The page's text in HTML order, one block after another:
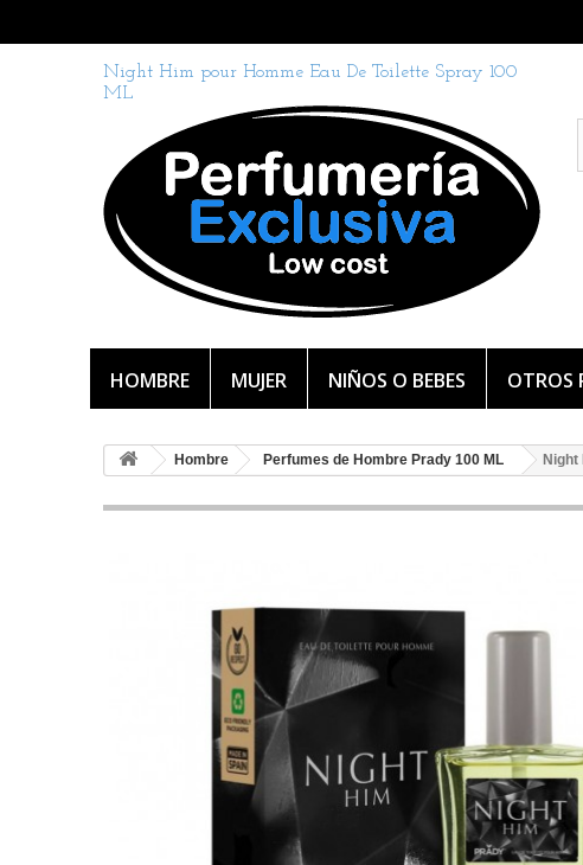
Night Him pour Homme Eau De Toilette Spray 100
ML
HOMBRE MUJER NIÑOS O BEBES OTROS
Hombre Perfumes de Hombre Prady 100 ML Night